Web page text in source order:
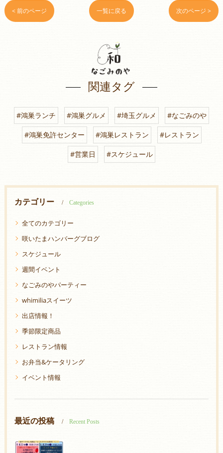
< 前のページ 一覧に戻る 次のページ >
関連タグ
#鴻巣ランチ #鴻巣グルメ #埼玉グルメ #なごみのや
#鴻巣免許センター #鴻巣レストラン #レストラン
#営業日 #スケジュール
カテゴリー Categories
全てのカテゴリー
咲いたまハンバーグブログ
スケジュール
週間イベント
なごみのやパーティー
whimiliaスイーツ
出店情報！
季節限定商品
レストラン情報
お弁当&ケータリング
イベント情報
最近の投稿 Recent Posts